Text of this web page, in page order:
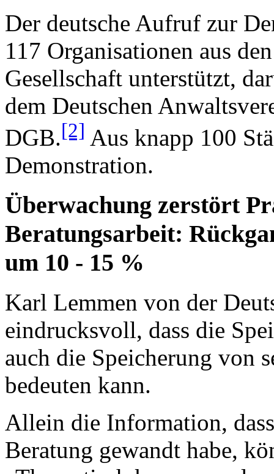
Der deutsche Aufruf zur
117 Organisationen aus
Gesellschaft unterstützt,
dem Deutschen
DGB.[2] Aus knapp 100
Demonstration.
Überwachung zerstört
Beratungsarbeit:
um 10 - 15 %
Karl Lemmen von der
eindrucksvoll, dass die
auch die Speicherung von
bedeuten kann.
Allein die Information,
Beratung gewandt habe,